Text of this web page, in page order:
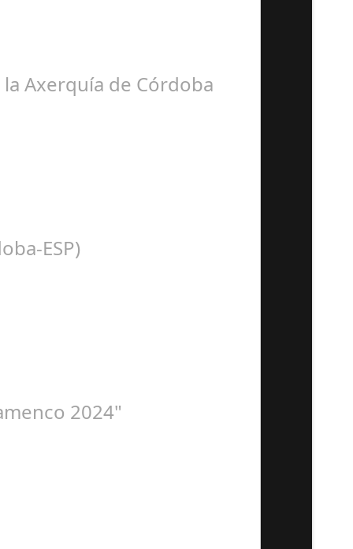
Axerquía de Córdoba
ESP)
2024"